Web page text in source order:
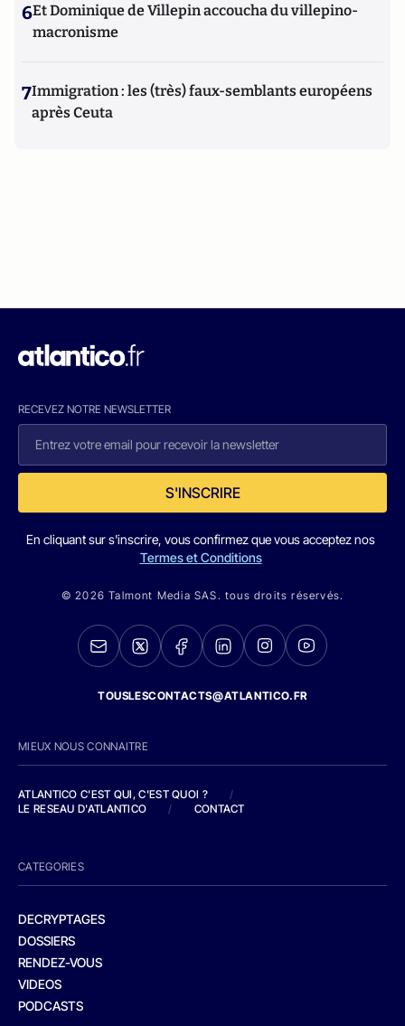
6Et Dominique de Villepin accoucha du villepino-
macronisme
7Immigration : les (très) faux-semblants européens
après Ceuta
RECEVEZ NOTRE NEWSLETTER
S'INSCRIRE
En cliquant sur s'inscrire, vous confirmez que vous acceptez nos
Termes et Conditions
© 2026 Talmont Media SAS. tous droits réservés.
TOUSLESCONTACTS@ATLANTICO.FR
MIEUX NOUS CONNAITRE
ATLANTICO C'EST QUI, C'EST QUOI ?
/
LE RESEAU D'ATLANTICO
/ CONTACT
CATEGORIES
DECRYPTAGES
DOSSIERS
RENDEZ-VOUS
VIDEOS
PODCASTS